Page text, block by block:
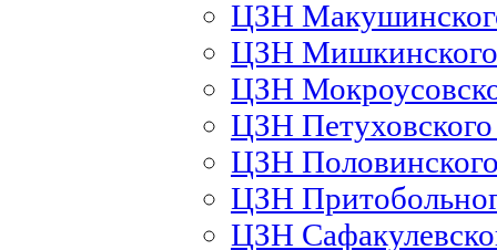
ЦЗН
ЦЗН
ЦЗН
ЦЗН
ЦЗН
ЦЗН
ЦЗН